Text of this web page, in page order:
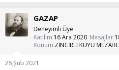
p
k
i
l
e
GAZAP
Deneyimli Üye
Katılım 16 Ara 2020 Mesajlar
Konum ZİNCİRLİ KUYU
26 Şub 2021